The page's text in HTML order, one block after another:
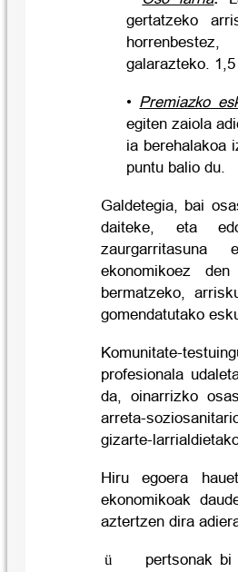
gertatzeko
galarazteko.
• Premiazko
egiten zaiola
ia berehalakoa
puntu balio du.
Galdetegia, bai
daiteke, eta
ekonomikoez
bermatzeko,
gomendatutako
Komunitate-
profesionala
da, oinarrizko
arreta-
gizarte-
Hiru egoera
ekonomikoak
aztertzen dira
ü
pertsonak bi